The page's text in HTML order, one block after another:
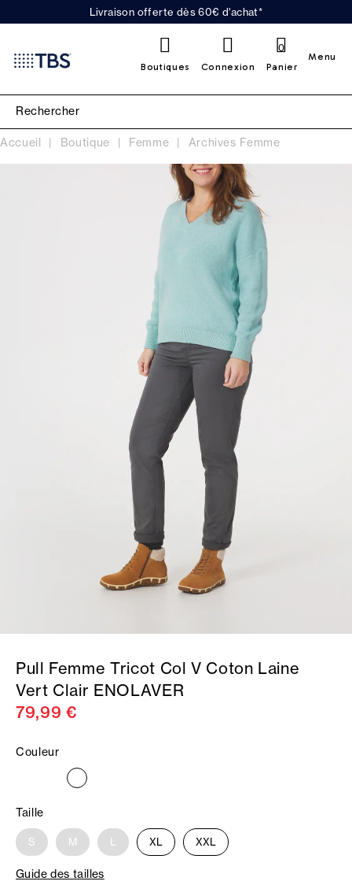
Livraison offerte dès 60€ d'achat*
Boutiques Connexion Panier
0
Menu
Accueil Boutique Femme Archives Femme
Pull Femme Tricot Col V Coton Laine
Vert Clair ENOLAVER
79,99 €
Couleur
Taille
S M L XL XXL
Guide des tailles